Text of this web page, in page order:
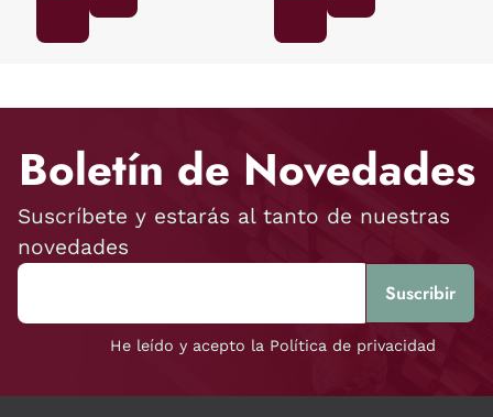
Boletín de Novedades
Suscríbete y estarás al tanto de nuestras
novedades
He leído y acepto la Política de privacidad